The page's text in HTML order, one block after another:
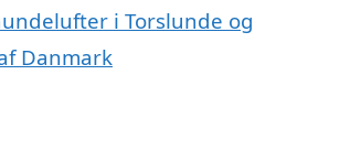
i Torslunde og
Danmark